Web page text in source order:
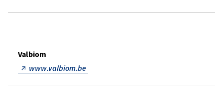
Valbiom
www.valbiom.be